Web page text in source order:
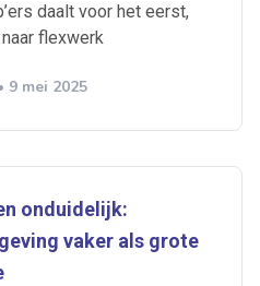
daalt voor het eerst,
flexwerk
9 mei 2025
onduidelijk:
vaker als grote